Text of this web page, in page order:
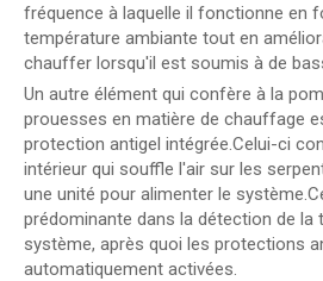
fréquence à laquelle il fonctionne en
température ambiante tout en
chauffer lorsqu'il est soumis à de
Un autre élément qui confère à la
prouesses en matière de chauffage
protection antigel intégrée.Celui-ci
intérieur qui souffle l'air sur les
une unité pour alimenter le
prédominante dans la détection de la
système, après quoi les protections
automatiquement activées.